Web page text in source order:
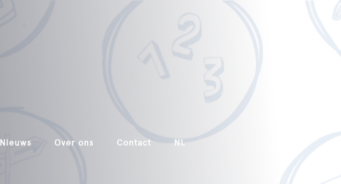
Nieuws Over ons Contact NL